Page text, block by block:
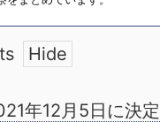
年12月5日に決定